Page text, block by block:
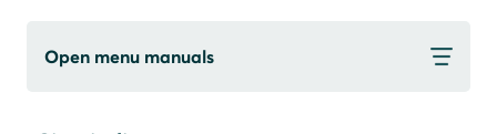
Open menu manuals